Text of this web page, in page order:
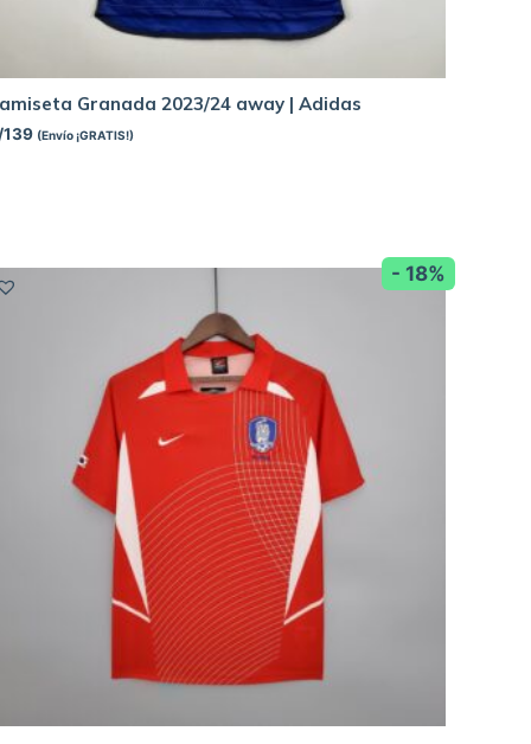
Granada 2023/24 away | Adidas
139 (Envío ¡GRATIS!)
- 18%